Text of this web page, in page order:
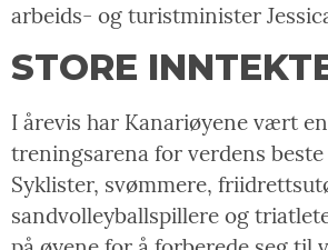
arbeids- og turistminister
STORE
I årevis har Kanariøyene vært
treningsarena for verdens
Syklister, svømmere,
sandvolleyballspillere og